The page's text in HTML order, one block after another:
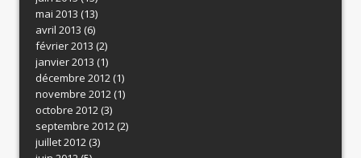
mai 2013 (13)
avril 2013 (6)
février 2013 (2)
janvier 2013 (1)
décembre 2012(1)
novembre 2012(1)
octobre 2012(3)
septembre 2012(2)
juillet 2012(3)